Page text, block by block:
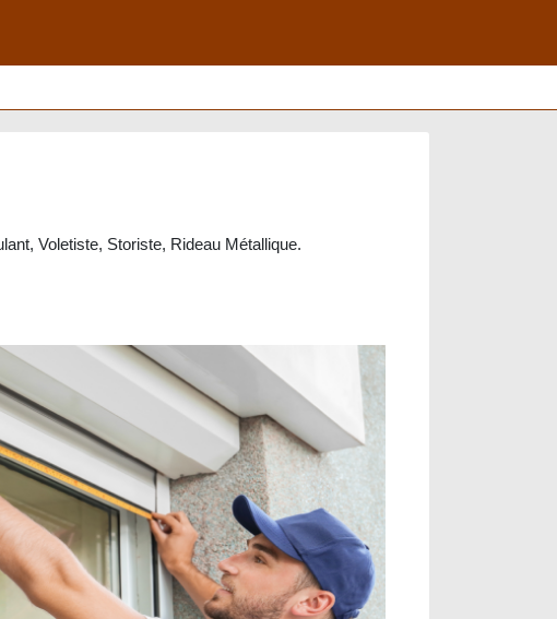
Voletiste, Storiste, Rideau Métallique.